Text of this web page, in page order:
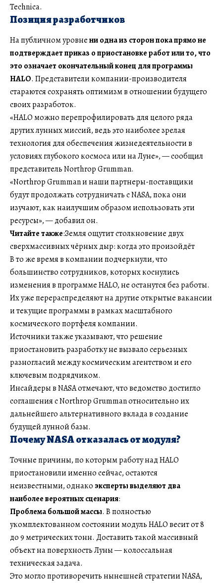
Technica.
Позиция разработчиков
На публичном уровнени одна из сторон пока прямо не
подтверждает приказ о приостановке работ или то, что
это означает окончательный конец для программы
HALO. Представители компании-производителя
стараются сохранять оптимизм в отношении будущего
своих разработок.
«HALO можно перепрофилировать для целого ряда
других лунных миссий, ведь это наиболее зрелая
технология для обеспечения жизнедеятельности в
условиях глубокого космоса или на Луне», — сообщил
представитель Northrop Grumman.
«Northrop Grumman и наши партнеры-поставщики
будут продолжать сотрудничать с NASA, пока они
изучают, как наилучшим образом использовать эти
ресурсы», — добавил он.
Читайте также:Земля ощутит столкновение двух
сверхмассивных чёрных дыр: когда это произойдёт
В то же время в компании подчеркнули, что
большинство сотрудников, которых коснулись
изменения в программе HALO, не останутся без работы.
Их уже перераспределяют на другие открытые вакансии
и текущие программы в рамках масштабного
космического портфеля компании.
Источники также указывают, что решение
приостановить разработку не вызвало серьезных
разногласий между космическим агентством и его
ключевым подрядчиком.
Инсайдеры в NASA отмечают, что ведомство достигло
соглашения с Northrop Grumman относительно их
дальнейшего альтернативного вклада в создание
будущей лунной базы.
Почему NASA отказалась от модуля?
Точные причины, по которым работу над HALO
приостановили именно сейчас, остаются
неизвестными, однако эксперты выделяют два
наиболее вероятных сценария:
Проблема большой массы. В полностью
укомплектованном состоянии модуль HALO весит от 8
до 9 метрических тонн. Доставить такой массивный
объект на поверхность Луны — колоссальная
техническая задача.
Это могло противоречить нынешней стратегии NASA,